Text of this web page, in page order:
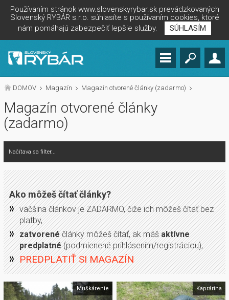
Používaním stránok www.slovenskyrybar.sk prevádzkovaných
Slovenský RYBÁR s.r.o. súhlasíte s používaním cookies, ktoré
nám pomáhajú zabezpečiť lepšie služby.
SÚHLASÍM
DOMOV Magazín Magazín otvorené články (zadarmo)
Magazín otvorené články
(zadarmo)
Načítava sa filter...
Ako môžeš čítať články?
väčšina článkov je ZADARMO, čiže ich môžeš čítať bez
platby,
zatvorenéčlánky môžeš čítať, ak mášaktívne
predplatné(podmienené prihlásením/registráciou),
PREDPLATIŤ SI MAGAZÍN
Muškárenie Kaprárina